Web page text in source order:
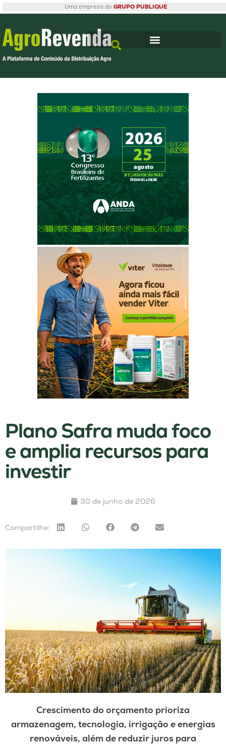
Uma empresa do GRUPO PUBLIQUE
Plano Safra muda foco
e amplia recursos para
investir
30 de junho de 2026
Compartilhe:
Crescimento do orçamento prioriza
armazenagem, tecnologia, irrigação e energias
renováveis, além de reduzir juros para